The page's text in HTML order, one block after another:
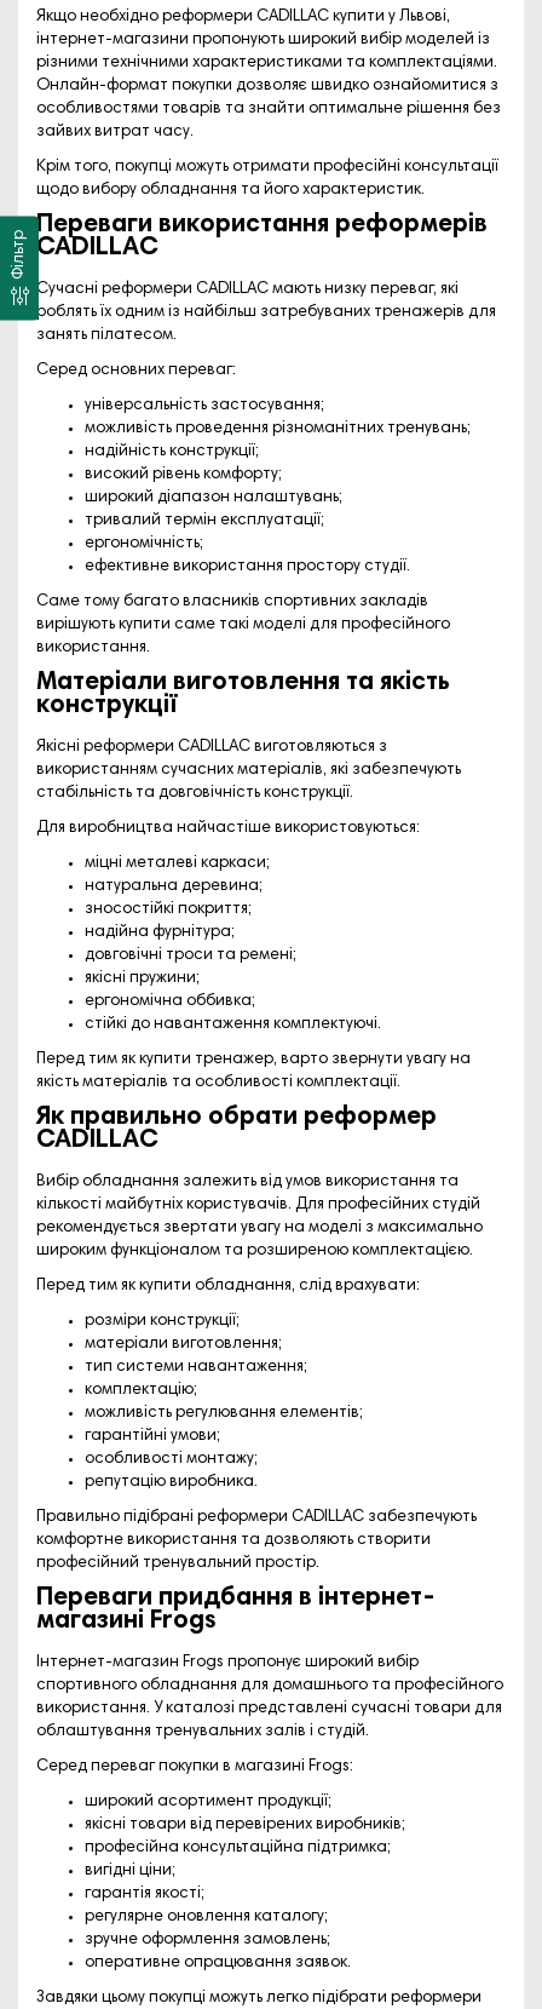
Фільтр
Якщо необхідно реформери CADILLAC купити у Львові,
інтернет-магазини пропонують широкий вибір моделей із
різними технічними характеристиками та комплектаціями.
Онлайн-формат покупки дозволяє швидко ознайомитися з
особливостями товарів та знайти оптимальне рішення без
зайвих витрат часу.
Крім того, покупці можуть отримати професійні консультації
щодо вибору обладнання та його характеристик.
Переваги використання реформерів
CADILLAC
Сучасні реформери CADILLAC мають низку переваг, які
роблять їх одним із найбільш затребуваних тренажерів для
занять пілатесом.
Серед основних переваг:
універсальність застосування;
можливість проведення різноманітних тренувань;
надійність конструкції;
високий рівень комфорту;
широкий діапазон налаштувань;
тривалий термін експлуатації;
ергономічність;
ефективне використання простору студії.
Саме тому багато власників спортивних закладів
вирішують купити саме такі моделі для професійного
використання.
Матеріали виготовлення та якість
конструкції
Якісні реформери CADILLAC виготовляються з
використанням сучасних матеріалів, які забезпечують
стабільність та довговічність конструкції.
Для виробництва найчастіше використовуються:
міцні металеві каркаси;
натуральна деревина;
зносостійкі покриття;
надійна фурнітура;
довговічні троси та ремені;
якісні пружини;
ергономічна оббивка;
стійкі до навантаження комплектуючі.
Перед тим як купити тренажер, варто звернути увагу на
якість матеріалів та особливості комплектації.
Як правильно обрати реформер
CADILLAC
Вибір обладнання залежить від умов використання та
кількості майбутніх користувачів. Для професійних студій
рекомендується звертати увагу на моделі з максимально
широким функціоналом та розширеною комплектацією.
Перед тим як купити обладнання, слід врахувати:
розміри конструкції;
матеріали виготовлення;
тип системи навантаження;
комплектацію;
можливість регулювання елементів;
гарантійні умови;
особливості монтажу;
репутацію виробника.
Правильно підібрані реформери CADILLAC забезпечують
комфортне використання та дозволяють створити
професійний тренувальний простір.
Переваги придбання в інтернет-
магазині Frogs
Інтернет-магазин Frogs пропонує широкий вибір
спортивного обладнання для домашнього та професійного
використання. У каталозі представлені сучасні товари для
облаштування тренувальних залів і студій.
Серед переваг покупки в магазині Frogs:
широкий асортимент продукції;
якісні товари від перевірених виробників;
професійна консультаційна підтримка;
вигідні ціни;
гарантія якості;
регулярне оновлення каталогу;
зручне оформлення замовлень;
оперативне опрацювання заявок.
Завдяки цьому покупці можуть легко підібрати реформери